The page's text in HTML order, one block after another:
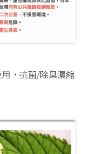
用，抗菌/除臭濃縮